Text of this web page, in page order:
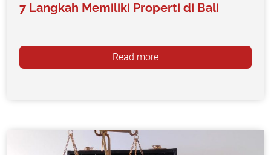
7 Langkah Memiliki Properti di Bali
Read more